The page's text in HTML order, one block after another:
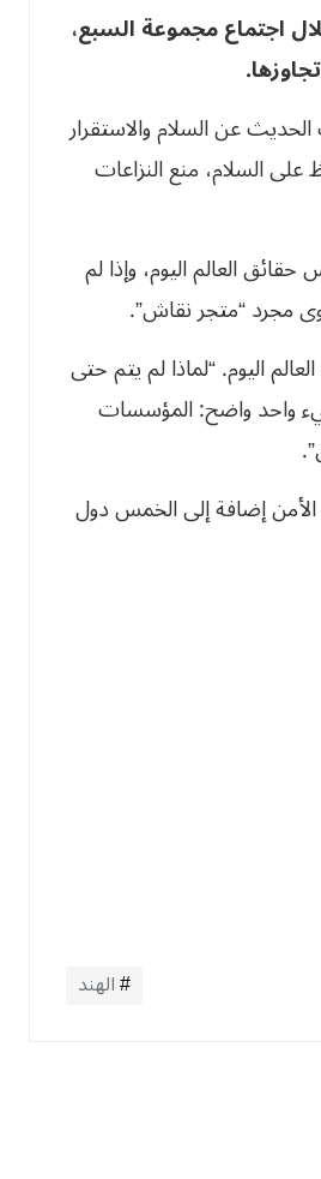
اجتماع مجموعة السبع،
عن السلام والاستقرار
السلام، منع النزاعات
العالم اليوم، وإذا لم
مجرد “متجر نقاش”.
اليوم. “لماذا لم يتم حتى
واحد واضح: المؤسسات
إضافة إلى الخمس دول
الهند